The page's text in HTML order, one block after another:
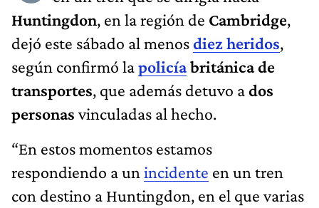
Huntingdon, en la región de Cambridge,
dejó este sábado al menosdiez heridos,
según confirmó lapolicíabritánica de
transportes, que además detuvo ados
personas vinculadas al hecho.
“En estos momentos estamos
respondiendo a un incidente en un tren
con destino a Huntingdon, en el que varias